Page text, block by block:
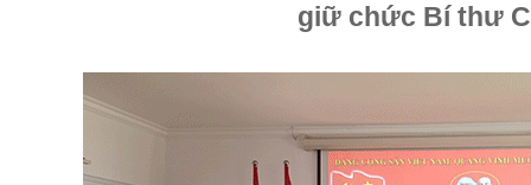
giữ chức Bí thư